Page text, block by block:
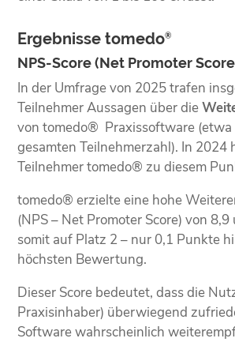
Ergebnisse tomedo®
NPS-Score (Net Promoter
In der Umfrage von 2025 trafen
Teilnehmer Aussagen über die
von tomedo® Praxissoftware (etwa
gesamten Teilnehmerzahl). In 2024
Teilnehmer tomedo® zu diesem
tomedo® erzielte eine hohe
(NPS – Net Promoter Score) von
somit auf Platz 2 – nur 0,1 Punkte
höchsten Bewertung.
Dieser Score bedeutet, dass die
Praxisinhaber) überwiegend
Software wahrscheinlich